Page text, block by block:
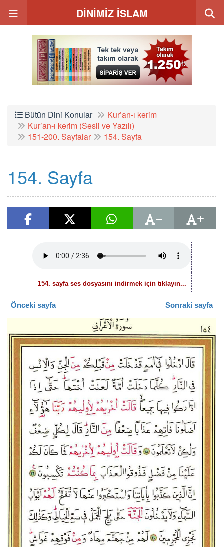
DİNİMİZ İSLAM
Bütün Dini Konular
Kur’an-ı kerim
Kur’an-ı kerim (Sesli ve Yazılı)
151-200. Sayfalar
154. Sayfa
154. Sayfa
154. sayfa ses dosyasını indirmek için tıklayın...
Önceki sayfa Sonraki sayfa